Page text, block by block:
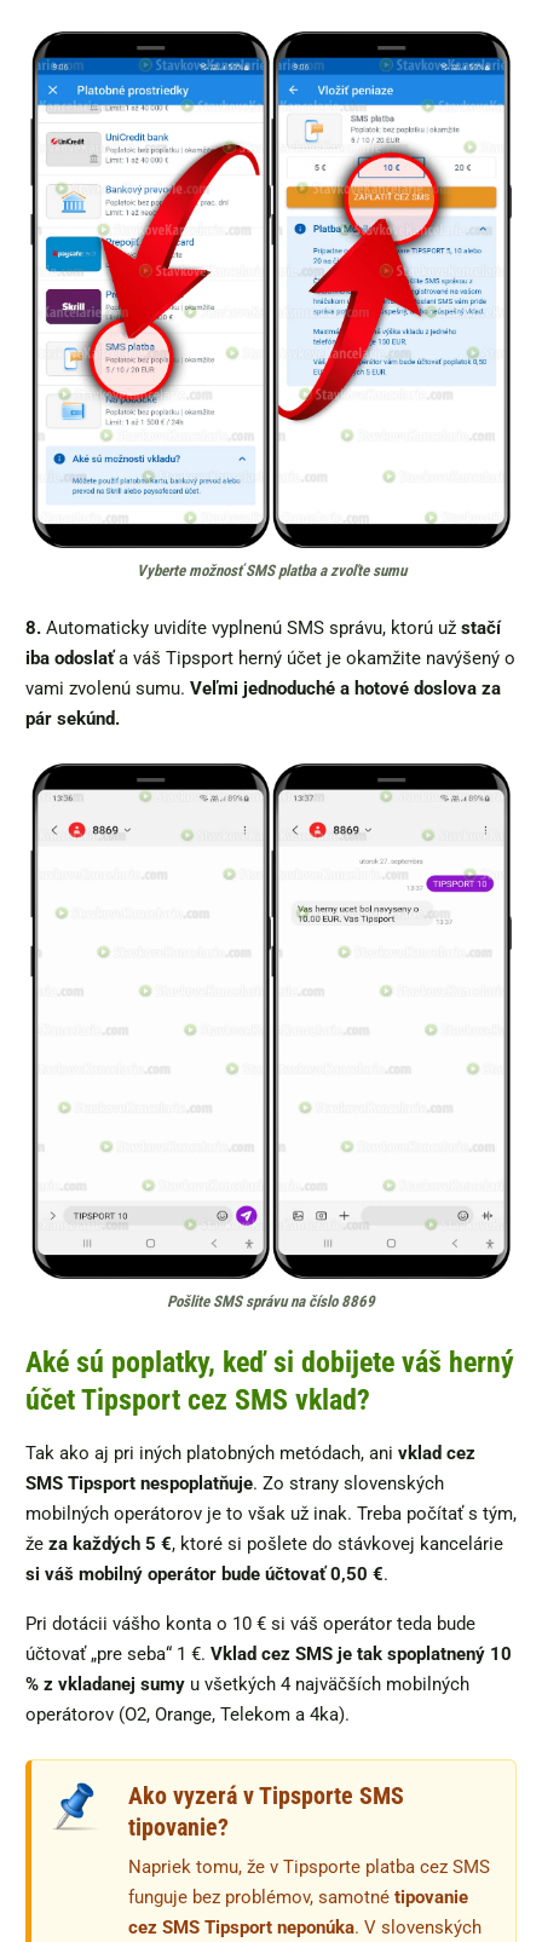
Vyberte možnosť SMS platba a zvoľte sumu
8. Automaticky uvidíte vyplnenú SMS správu, ktorú už stačí
iba odoslaťa váš Tipsport herný účet je okamžite navýšený o
vami zvolenú sumu. Veľmi jednoduché a hotové doslova za
pár sekúnd.
Pošlite SMS správu na číslo 8869
Aké sú poplatky, keď si dobijete váš herný
účet Tipsport cez SMS vklad?
Tak ako aj pri iných platobných metódach, ani vklad cez
SMS Tipsport nespoplatňuje. Zo strany slovenských
mobilných operátorov je to však už inak. Treba počítať s tým,
že za každých 5 €, ktoré si pošlete do stávkovej kancelárie
si váš mobilný operátor bude účtovať 0,50 €.
Pri dotácii vášho konta o 10 € si váš operátor teda bude
účtovať „pre seba“ 1 €. Vklad cez SMS je tak spoplatnený 10
% z vkladanej sumy u všetkých 4 najväčších mobilných
operátorov (O2, Orange, Telekom a 4ka).
Ako vyzerá v Tipsporte SMS
tipovanie?
Napriek tomu, že v Tipsporte platba cez SMS
funguje bez problémov, samotné tipovanie
cez SMS Tipsport neponúka. V slovenských